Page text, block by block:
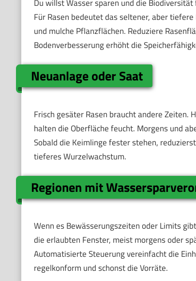
Du willst Wasser sparen und die
Für Rasen bedeutet das seltener, aber
und mulche Pflanzflächen. Reduziere
Bodenverbesserung erhöht die
Neuanlage oder Saat
Frisch gesäter Rasen braucht andere Zeiten.
halten die Oberfläche feucht. Morgens und
Sobald die Keimlinge fester stehen,
tieferes Wurzelwachstum.
Regionen mit
Wenn es Bewässerungszeiten oder Limits
die erlaubten Fenster, meist morgens oder
Automatisierte Steuerung vereinfacht die
regelkonform und schonst die Vorräte.